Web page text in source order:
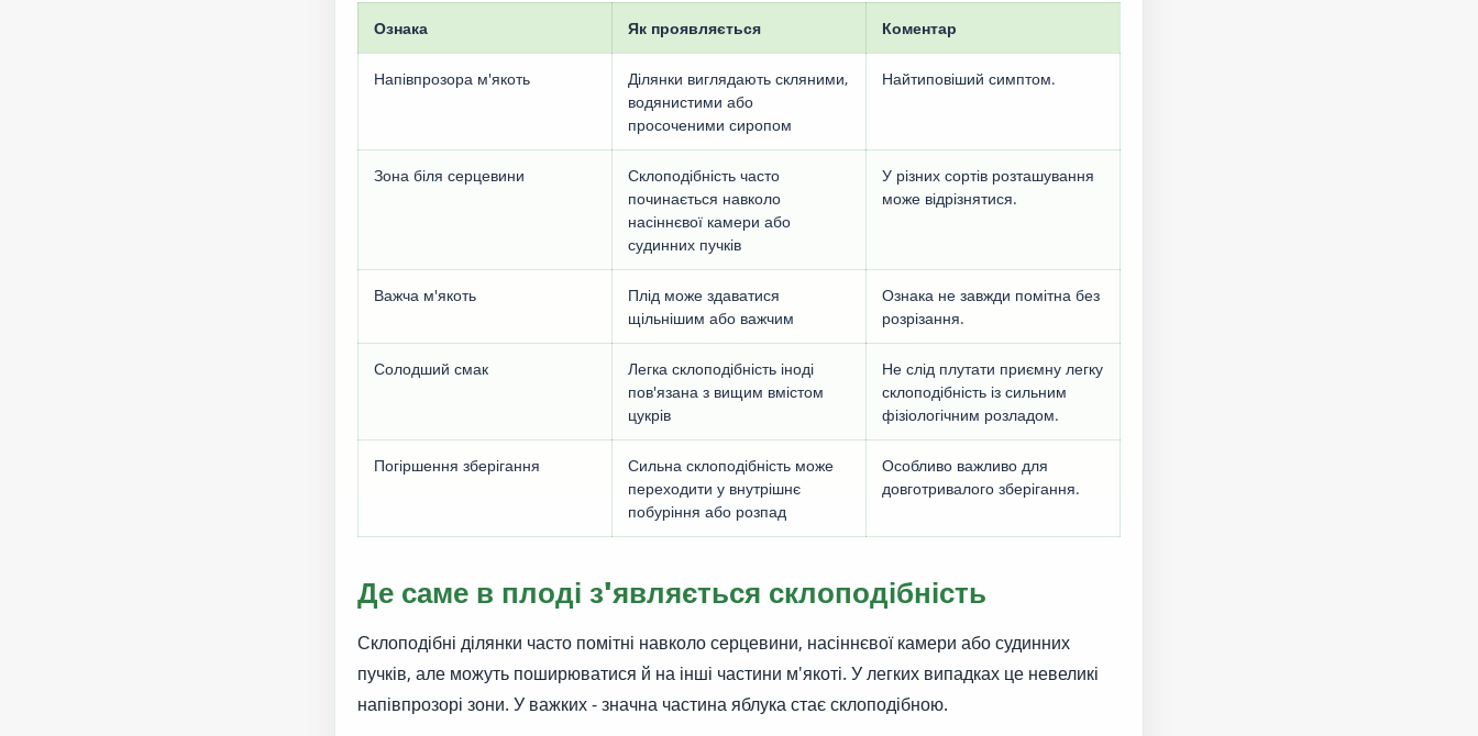
Ознака Як проявляється Коментар
Напівпрозора м'якоть
Ділянки виглядають скляними,
водянистими або
просоченими сиропом
Найтиповіший симптом.
Зона біля серцевини
Склоподібність часто
починається навколо
насіннєвої камери або
судинних пучків
У різних сортів розташування
може відрізнятися.
Важча м'якоть
Плід може здаватися
щільнішим або важчим
Ознака не завжди помітна без
розрізання.
Солодший смак
Легка склоподібність іноді
пов'язана з вищим вмістом
цукрів
Не слід плутати приємну легку
склоподібність із сильним
фізіологічним розладом.
Погіршення зберігання
Сильна склоподібність може
переходити у внутрішнє
побуріння або розпад
Особливо важливо для
довготривалого зберігання.
Де саме в плоді з'являється склоподібність
Склоподібні ділянки часто помітні навколо серцевини, насіннєвої камери або судинних
пучків, але можуть поширюватися й на інші частини м'якоті. У легких випадках це невеликі
напівпрозорі зони. У важких - значна частина яблука стає склоподібною.